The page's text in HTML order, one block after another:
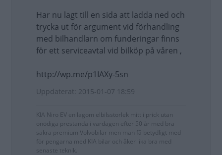
Har nu lagt till en sida att ladda ned och
trycka ut för argument vid förhandling
med bilhandlarn om funderingar finns
för ett serviceavtal vid bilköp på våren ,
http://wp.me/p1IAXy-5sn
Uppdaterat: 2015-01-07 18:59
KIA Niro EV en lagom elbilsstorlek mitt i prick utan
onödiga prestanda i vardagen efter 50 år med bra
säkra premium Volvobilar men man få betydligt med
för pengarna med KIA bilar och åker lika bra med
senaste teknik.